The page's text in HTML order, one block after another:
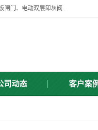
扬州中悦机械有限公司目前主要产品有：全自动液压纠偏器、液压拉紧、电液动三通分料器、电液动犁式卸料器、电液动平板闸门、电动双层卸灰阀、标准件、紧固件、液压泵站、新型电液推杆、皮带全自动液压调正器等，以及除尘通风类百余种产品系列。产品广泛适用于矿山、电力、煤矿、冶金、交通、化工、水利等行业。
司动态 客户案例